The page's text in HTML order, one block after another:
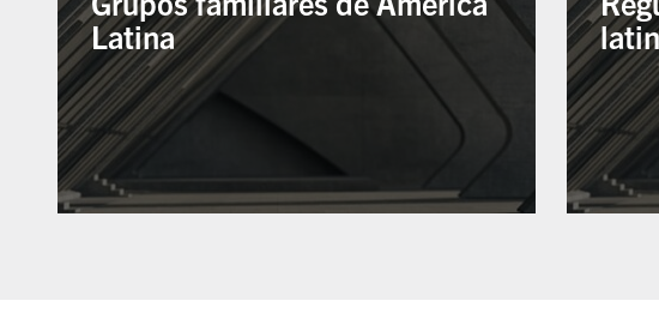
Latina